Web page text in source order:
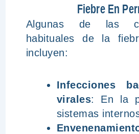
Fiebre En
Algunas de las
habituales de la
incluyen:
Infecciones
virales: En la
sistemas